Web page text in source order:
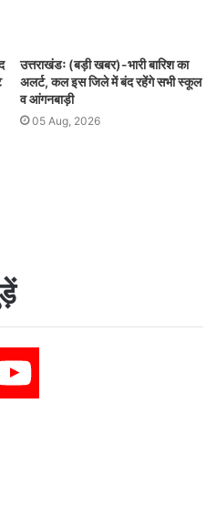
उत्तराखंडः (बड़ी खबर)-भारी बारिश का
अलर्ट, कल इस जिले में बंद रहेंगे सभी स्कूल
व आंगनबाड़ी
05 Aug, 2026